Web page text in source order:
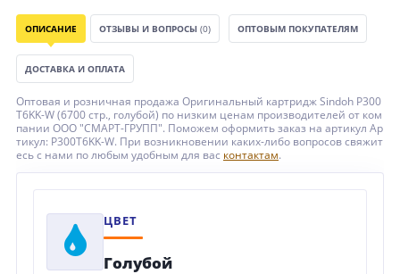
ОПИСАНИЕ ОТЗЫВЫ И ВОПРОСЫ (0) ОПТОВЫМ ПОКУПАТЕЛЯМ
ДОСТАВКА И ОПЛАТА
Оптовая и розничная продажа Оригинальный картридж Sindoh P300
T6KK-W (6700 стр., голубой) по низким ценам производителей от ком
пании ООО "СМАРТ-ГРУПП". Поможем оформить заказ на артикул Ар
тикул: P300T6KK-W. При возникновении каких-либо вопросов свяжит
есь с нами по любым удобным для вас контактам.
ЦВЕТ
Голубой